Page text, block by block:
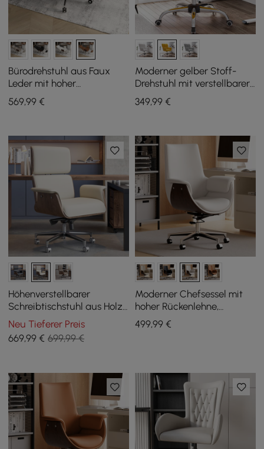
Bürodrehstuhl aus Faux
Leder mit hoher
Rückenlehne, Liegefunktion
und Fußstütze in Braun
569,99 €
Moderner gelber Stoff-
Drehstuhl mit verstellbarer
Höhe
349,99€
Höhenverstellbarer
Schreibtischstuhl aus Holz
für Zuhause und Büro in
Weiß
Neu Tieferer Preis
669,99 € 699,99 €
Moderner Chefsessel mit
hoher Rückenlehne,
gepolstert mit weißem PU-
Leder
499,99€